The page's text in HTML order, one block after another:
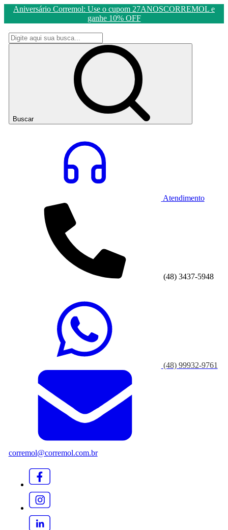
Aniversário Corremol: Use o cupom 27ANOSCORREMOL e
ganhe 10% OFF
Buscar
Atendimento
(48) 3437-5948
(48) 99932-9761
corremol@corremol.com.br